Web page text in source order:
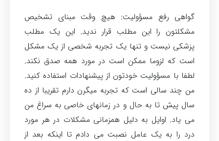
گواهی رفع مسؤولیت: هیچ وقت مبنای تشخیص
مشکلتون را این مطلب قرار ندید. این یک مطلب
پزشکی نیست و تنها یک تجربه شخصی از یک مشکل
است که لزوما ممکن است در مورد همه صدق نکند.
لطفا با مسؤولیت خودتون از پیشنهادات استفاده کنید.
من چند سالی است که تجربه میگرن دارم تقریبا از ده
سال پیش تا به حال و در زمانهای خاصی به سراغ من
می یاد. اوایل به دلیل همزمانی مشکلات در هر مورد
درد را به یک عامل نصبت می دادم تا اینکه بعد از